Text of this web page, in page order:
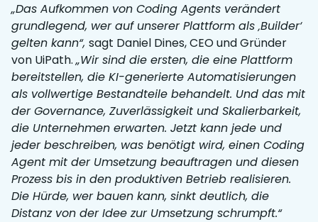
„Das Aufkommen von Coding Agents verändert
grundlegend, wer auf unserer Plattform als ‚Builder‘
gelten kann“, sagt Daniel Dines, CEO und Gründer
von UiPath.„Wir sind die ersten, die eine Plattform
bereitstellen, die KI-generierte Automatisierungen
als vollwertige Bestandteile behandelt. Und das mit
der Governance, Zuverlässigkeit und Skalierbarkeit,
die Unternehmen erwarten. Jetzt kann jede und
jeder beschreiben, was benötigt wird, einen Coding
Agent mit der Umsetzung beauftragen und diesen
Prozess bis in den produktiven Betrieb realisieren.
Die Hürde, wer bauen kann, sinkt deutlich, die
Distanz von der Idee zur Umsetzung schrumpft.“